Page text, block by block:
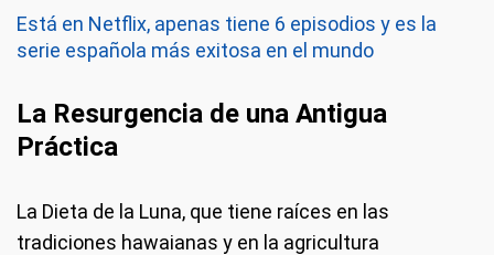
Está en Netflix, apenas tiene 6 episodios y es la
serie española más exitosa en el mundo
La Resurgencia de una Antigua
Práctica
La Dieta de la Luna, que tiene raíces en las
tradiciones hawaianas y en la agricultura